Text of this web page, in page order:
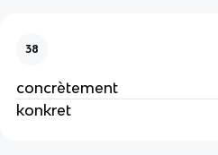
38
concrètement
konkret